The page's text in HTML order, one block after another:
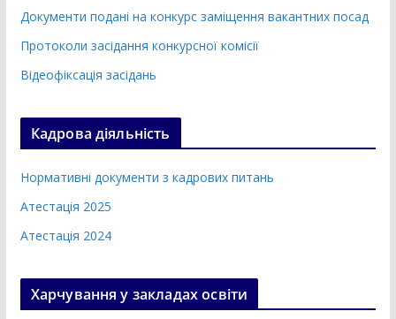
Документи подані на конкурс заміщення вакантних посад
Протоколи засідання конкурсної комісії
Відеофіксація засідань
Кадрова діяльність
Нормативні документи з кадрових питань
Атестація 2025
Атестація 2024
Харчування у закладах освіти